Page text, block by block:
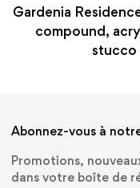
Gardenia
compound,
stucco
Abonnez-vous à
Promotions,
dans votre boîte de